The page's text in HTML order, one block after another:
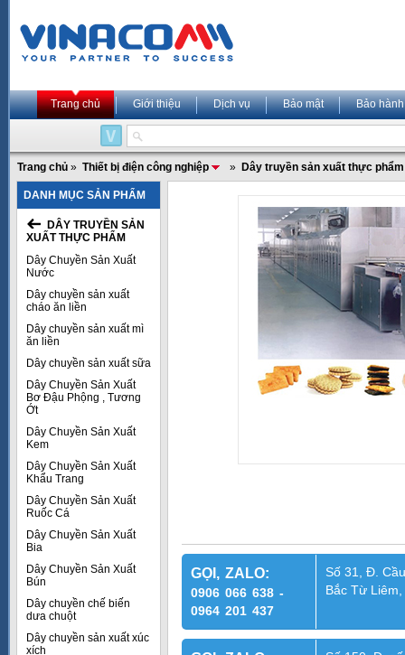
Trang chủ Giới thiệu Dịch vụ Bảo mật Bảo hành
Trang chủ » Thiết bị điện công nghiệp » Dây truyền sản xuất thực phẩm
DANH MỤC SẢN PHẨM
DÂY TRUYỀN SẢN
XUẤT THỰC PHẨM
Dây Chuyền Sản Xuất
Nước
Dây chuyền sản xuất
cháo ăn liền
Dây chuyền sản xuất mì
ăn liền
Dây chuyền sản xuất sữa
Dây Chuyền Sản Xuất
Bơ Đậu Phộng , Tương
Ớt
Dây Chuyền Sản Xuất
Kem
Dây Chuyền Sản Xuất
Khẩu Trang
Dây Chuyền Sản Xuất
Ruốc Cá
Dây Chuyền Sản Xuất
Bia
Dây Chuyền Sản Xuất
Bún
Dây chuyền chế biến
dưa chuột
Dây chuyền sản xuất xúc
xích
GỌI, ZALO:
0906 066 638 -
0964 201 437
Số 31, Đ.
Bắc Từ